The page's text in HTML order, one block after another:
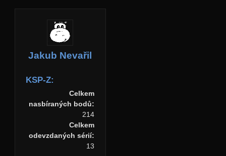
Jakub Nevařil
KSP-Z:
Celkem
nasbíraných bodů:
214
Celkem
odevzdaných sérií:
13